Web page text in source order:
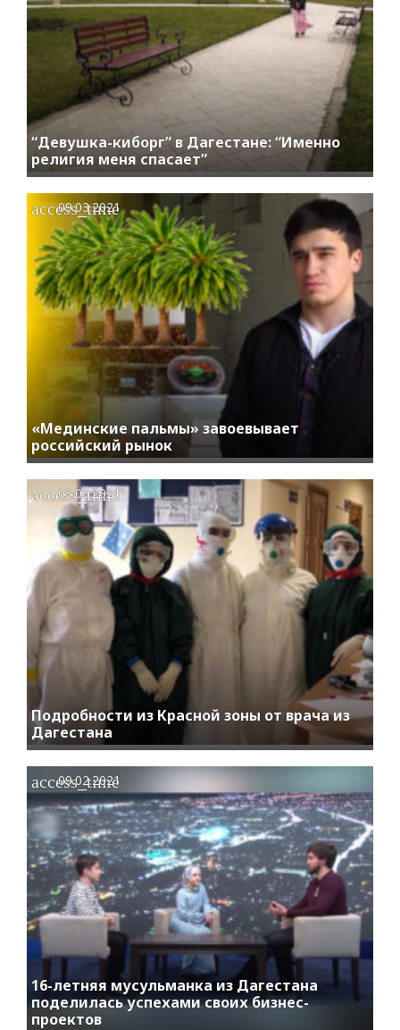
“Девушка-киборг” в Дагестане: “Именно
религия меня спасает”
«Мединские пальмы» завоевывает
российский рынок
access_time
09.03.2021
Подробности из Красной зоны от врача из
Дагестана
access_time
03.03.2021
16-летняя мусульманка из Дагестана
поделилась успехами своих бизнес-
проектов
access_time
09.02.2021